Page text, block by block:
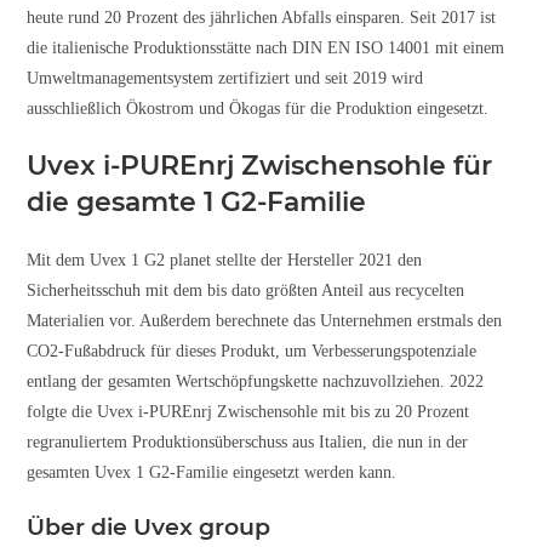
heute rund 20 Prozent des jährlichen Abfalls einsparen. Seit 2017 ist
die italienische Produktionsstätte nach DIN EN ISO 14001 mit einem
Umweltmanagementsystem zertifiziert und seit 2019 wird
ausschließlich Ökostrom und Ökogas für die Produktion eingesetzt.
Uvex i-PUREnrj Zwischensohle für
die gesamte 1 G2-Familie
Mit dem Uvex 1 G2 planet stellte der Hersteller 2021 den
Sicherheitsschuh mit dem bis dato größten Anteil aus recycelten
Materialien vor. Außerdem berechnete das Unternehmen erstmals den
CO2-Fußabdruck für dieses Produkt, um Verbesserungspotenziale
entlang der gesamten Wertschöpfungskette nachzuvollziehen. 2022
folgte die Uvex i-PUREnrj Zwischensohle mit bis zu 20 Prozent
regranuliertem Produktionsüberschuss aus Italien, die nun in der
gesamten Uvex 1 G2-Familie eingesetzt werden kann.
Über die Uvex group